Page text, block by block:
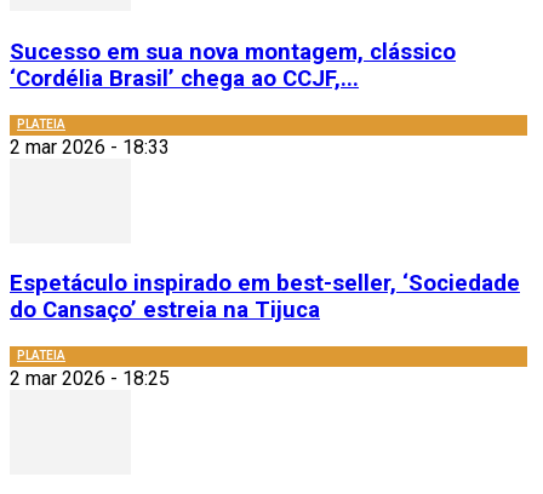
Sucesso em sua nova montagem, clássico
‘Cordélia Brasil’ chega ao CCJF,...
PLATEIA
2 mar 2026 - 18:33
Espetáculo inspirado em best-seller, ‘Sociedade
do Cansaço’ estreia na Tijuca
PLATEIA
2 mar 2026 - 18:25